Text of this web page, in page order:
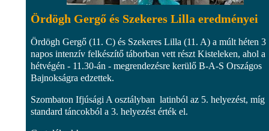
Ördögh Gergő és Szekeres Lilla eredményei
Ördögh Gergő (11. C) és Szekeres Lilla (11. A) a múlt héten 3
napos intenzív felkészítő táborban vett részt Kisteleken, ahol a
hétvégén - 11.30-án - megrendezésre kerülő B-A-S Országos
Bajnokságra edzettek.
Szombaton Ifjúsági A osztályban latinból az 5. helyezést, míg
standard táncokból a 3. helyezést érték el.